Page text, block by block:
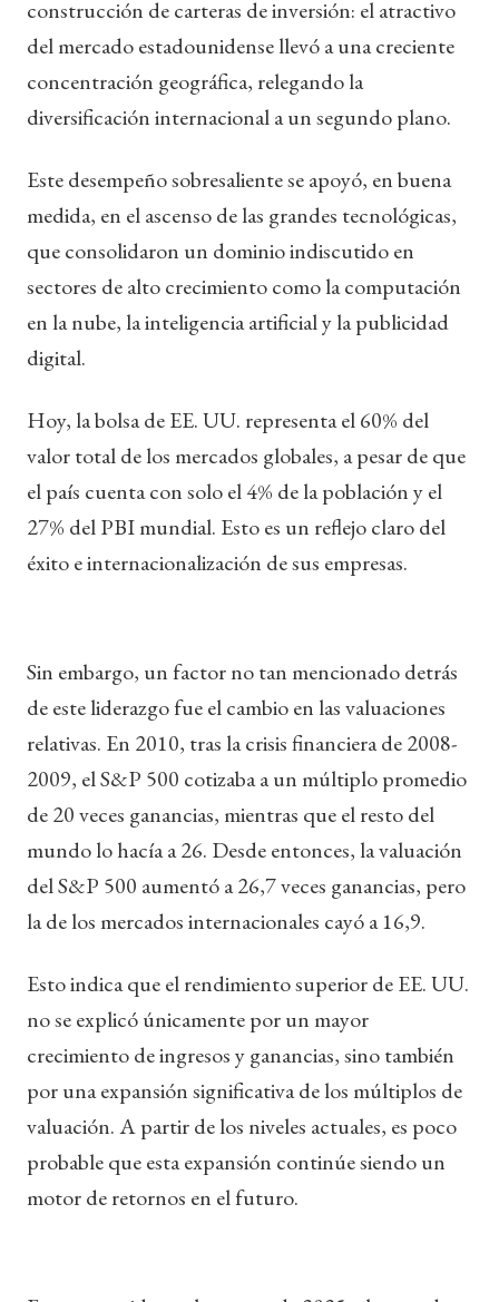
construcción de carteras de inversión: el atractivo
del mercado estadounidense llevó a una creciente
concentración geográfica, relegando la
diversificación internacional a un segundo plano.
Este desempeño sobresaliente se apoyó, en buena
medida, en el ascenso de las grandes tecnológicas,
que consolidaron un dominio indiscutido en
sectores de alto crecimiento como la computación
en la nube, la inteligencia artificial y la publicidad
digital.
Hoy, la bolsa de EE. UU. representa el 60% del
valor total de los mercados globales, a pesar de que
el país cuenta con solo el 4% de la población y el
27% del PBI mundial. Esto es un reflejo claro del
éxito e internacionalización de sus empresas.
Sin embargo, un factor no tan mencionado detrás
de este liderazgo fue el cambio en las valuaciones
relativas. En 2010, tras la crisis financiera de 2008-
2009, el S&P 500 cotizaba a un múltiplo promedio
de 20 veces ganancias, mientras que el resto del
mundo lo hacía a 26. Desde entonces, la valuación
del S&P 500 aumentó a 26,7 veces ganancias, pero
la de los mercados internacionales cayó a 16,9.
Esto indica que el rendimiento superior de EE. UU.
no se explicó únicamente por un mayor
crecimiento de ingresos y ganancias, sino también
por una expansión significativa de los múltiplos de
valuación. A partir de los niveles actuales, es poco
probable que esta expansión continúe siendo un
motor de retornos en el futuro.